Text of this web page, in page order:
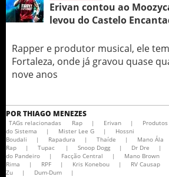
Erivan contou ao
levou do Castelo
Rapper e produtor musical, ele
Fortaleza, onde já gravou quase
nove anos
PORTHIAGO MENEZES
TAGs relacionadas Rap | Erivan |
do Sistema
| Mister Lee G |
Hossni
Boudali
| Rapadura | Thaíde | Mano Ála
Rap
| Tupac | Snoop Dogg | Dr Dre |
do Pandeiro
| Facção Central | Mano Brown
Rima
| RPF | Kris Konebou | RV Causap
Zu
| Dum-Dum |